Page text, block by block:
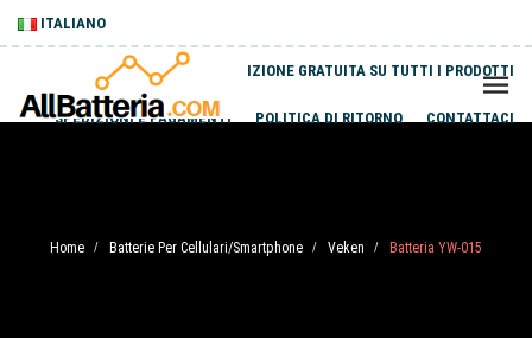
ITALIANO
SPEDIZIONE GRATUITA SU TUTTI I PRODOTTI
SPEDIZIONI E PAGAMENTI POLITICA DI RITORNO CONTATTACI
Home / Batterie Per Cellulari/Smartphone / Veken / Batteria YW-015